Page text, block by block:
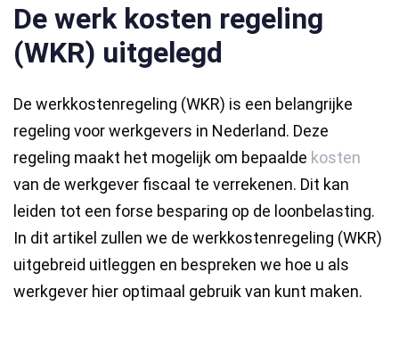
De werk kosten regeling
(WKR) uitgelegd
De werkkostenregeling (WKR) is een belangrijke
regeling voor werkgevers in Nederland. Deze
regeling maakt het mogelijk om bepaalde kosten
van de werkgever fiscaal te verrekenen. Dit kan
leiden tot een forse besparing op de loonbelasting.
In dit artikel zullen we de werkkostenregeling (WKR)
uitgebreid uitleggen en bespreken we hoe u als
werkgever hier optimaal gebruik van kunt maken.